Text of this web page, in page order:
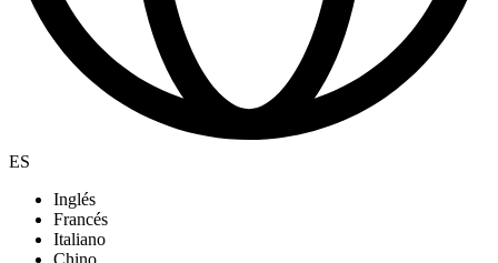
ES
Inglés
Francés
Italiano
Chino